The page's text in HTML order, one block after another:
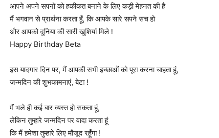
आपने अपने सपनों को हकीकत बनाने के लिए कड़ी मेहनत की है
मैं भगवान से प्रार्थना करता हूँ, कि आपके सारे सपने सच हो
और आपको दुनिया की सारी खुशियां मिले !
Happy Birthday Beta
इस यादगार दिन पर, मैं आपकी सभी इच्छाओं को पूरा करना चाहता हूं,
जन्मदिन की शुभकामनाएं, बेटा !
मैं भले ही कई बार व्यस्त हो सकता हूं,
लेकिन तुम्हारे जन्मदिन पर वादा करता हूं
कि मैं हमेशा तुम्हारे लिए मौजूद रहूँगा !